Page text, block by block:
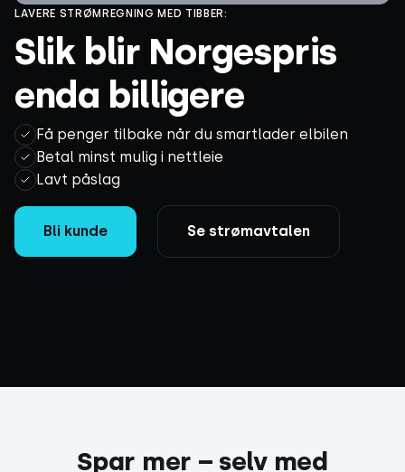
LAVERE STRØMREGNING MED TIBBER:
Slik blir Norgespris
enda billigere
Få penger tilbake når du smartlader elbilen
Betal minst mulig i nettleie
Lavt påslag
Bli kunde Se strømavtalen
Spar mer – selv med